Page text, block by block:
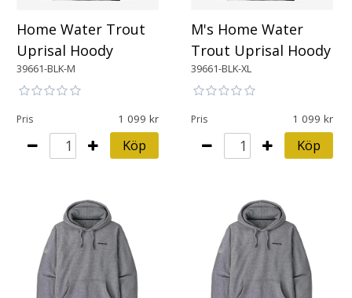
Home Water Trout
Uprisal Hoody
39661-BLK-M
Pris 1 099
Köp
M's Home Water
Trout Uprisal Hoody
39661-BLK-XL
Pris 1 099
Köp